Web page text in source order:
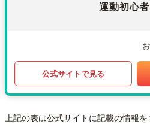
運動初心
公式サイトで見る
上記の表は公式サイトに記載の情報